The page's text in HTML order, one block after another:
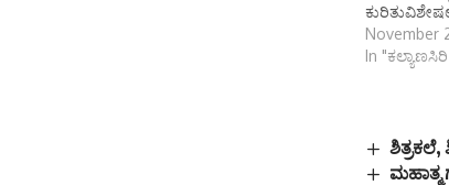
November
In
ಮಹಾತ್ಮ